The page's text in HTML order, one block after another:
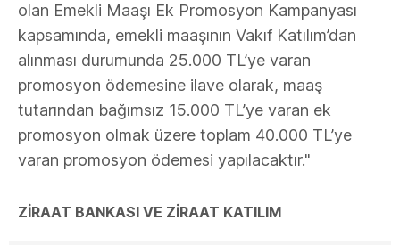
olan Emekli Maaşı Ek Promosyon Kampanyası
kapsamında, emekli maaşının Vakıf Katılım’dan
alınması durumunda 25.000 TL’ye varan
promosyon ödemesine ilave olarak, maaş
tutarından bağımsız 15.000 TL’ye varan ek
promosyon olmak üzere toplam 40.000 TL’ye
varan promosyon ödemesi yapılacaktır."
ZİRAAT BANKASI VE ZİRAAT KATILIM